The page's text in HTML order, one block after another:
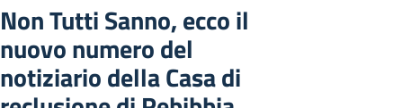
Non Tutti Sanno, ecco il
nuovo numero del
notiziario della Casa di